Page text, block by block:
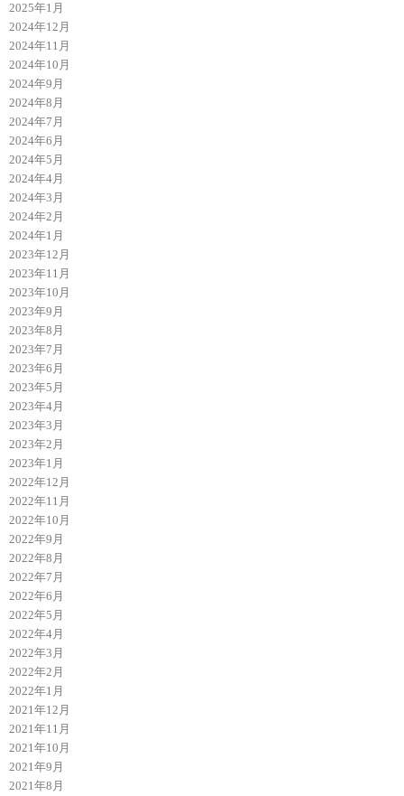
2025年1月
2024年12月
2024年11月
2024年10月
2024年9月
2024年8月
2024年7月
2024年6月
2024年5月
2024年4月
2024年3月
2024年2月
2024年1月
2023年12月
2023年11月
2023年10月
2023年9月
2023年8月
2023年7月
2023年6月
2023年5月
2023年4月
2023年3月
2023年2月
2023年1月
2022年12月
2022年11月
2022年10月
2022年9月
2022年8月
2022年7月
2022年6月
2022年5月
2022年4月
2022年3月
2022年2月
2022年1月
2021年12月
2021年11月
2021年10月
2021年9月
2021年8月